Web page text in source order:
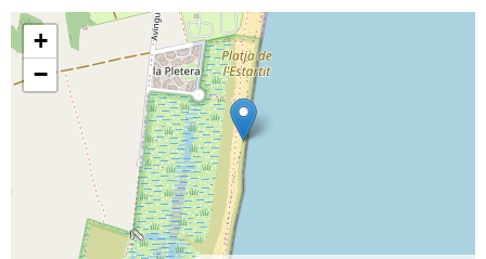
+
−